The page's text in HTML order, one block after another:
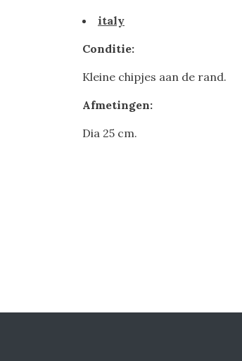
italy
Conditie:
Kleine chipjes aan de rand.
Afmetingen:
Dia 25 cm.